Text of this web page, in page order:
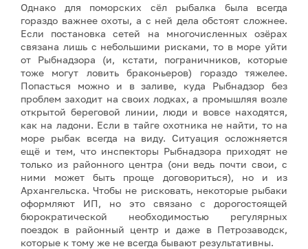
Однако для поморских сёл рыбалка была всегда
гораздо важнее охоты, а с ней дела обстоят сложнее.
Если постановка сетей на многочисленных озёрах
связана лишь с небольшими рисками, то в море уйти
от Рыбнадзора (и, кстати, пограничников, которые
тоже могут ловить браконьеров) гораздо тяжелее.
Попасться можно и в заливе, куда Рыбнадзор без
проблем заходит на своих лодках, а промышляя возле
открытой береговой линии, люди и вовсе находятся,
как на ладони. Если в тайге охотника не найти, то на
море рыбак всегда на виду. Ситуация осложняется
ещё и тем, что инспекторы Рыбнадзора приходят не
только из районного центра (они ведь почти свои, с
ними может быть проще договориться), но и из
Архангельска. Чтобы не рисковать, некоторые рыбаки
оформляют ИП, но это связано с дорогостоящей
бюрократической необходимостью регулярных
поездок в районный центр и даже в Петрозаводск,
которые к тому же не всегда бывают результативны.